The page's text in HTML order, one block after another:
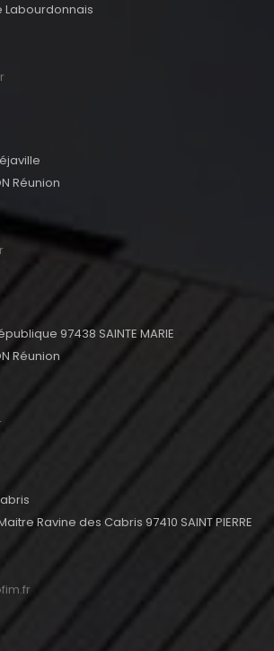
Labourdonnais
Réunion
97438 SAINTE MARIE
Réunion
Ravine des Cabris 97410 SAINT PIERRE